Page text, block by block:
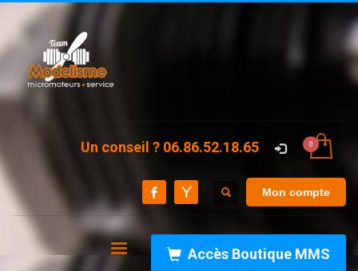
Un conseil ? 06.86.52.18.65
Mon compte
Accès Boutique MMS